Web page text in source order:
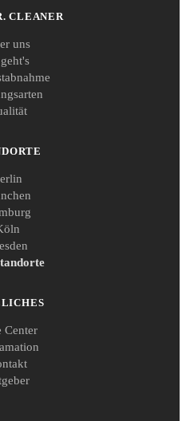
CLEANER
uns
Center